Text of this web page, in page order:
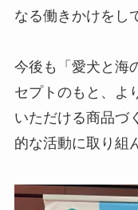
なる働きかけをし
今後も「愛犬と海
セプトのもと、よ
いただける商品づ
的な活動に取り組